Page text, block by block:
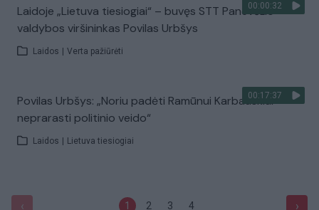
00:00:32
Laidoje „Lietuva tiesiogiai“ – buvęs STT Panevėžio
valdybos viršininkas Povilas Urbšys
Laidos Verta pažiūrėti
00:17:37
Povilas Urbšys: „Noriu padėti Ramūnui Karbauskiui
neprarasti politinio veido“
Laidos Lietuva tiesiogiai
‹ 1 2 3 4 ›